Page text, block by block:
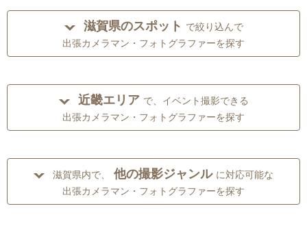
滋賀県のスポット で絞り込んで
出張カメラマン・フォトグラファーを探す
近畿エリア で、イベント撮影できる
出張カメラマン・フォトグラファーを探す
滋賀県内で、 他の撮影ジャンル に対応可能な
出張カメラマン・フォトグラファーを探す